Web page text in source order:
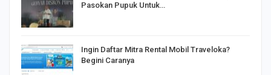
Pasokan Pupuk Untuk…
Ingin Daftar Mitra Rental Mobil Traveloka?
Begini Caranya